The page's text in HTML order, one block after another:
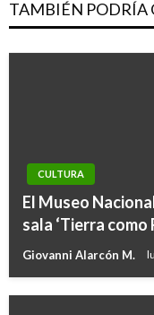
TAMBIÉN PODRÍA
CULTURA
El Museo
sala ‘Tierra como
Giovanni Alarcón M.